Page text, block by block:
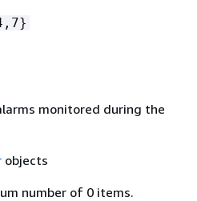
monitored during the
objects
number of 0 items.